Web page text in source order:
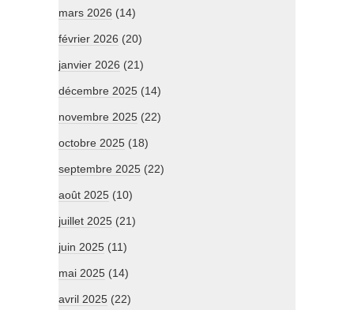
mars 2026 (14)
février 2026 (20)
janvier 2026 (21)
décembre 2025 (14)
novembre 2025 (22)
octobre 2025 (18)
septembre 2025 (22)
août 2025 (10)
juillet 2025 (21)
juin 2025 (11)
mai 2025 (14)
avril 2025 (22)